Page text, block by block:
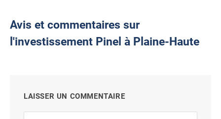
Avis et commentaires sur
l'investissement Pinel à Plaine-Haute
LAISSER UN COMMENTAIRE